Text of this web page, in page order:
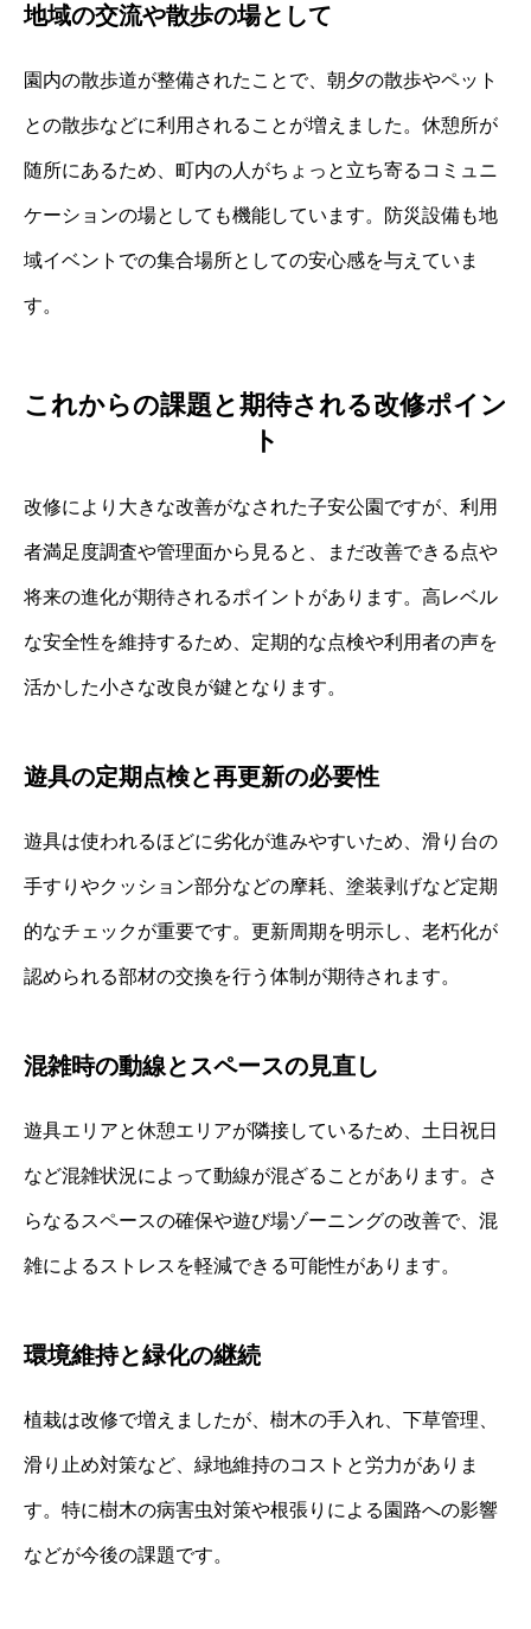
地域の交流や散歩の場として
園内の散歩道が整備されたことで、朝夕の散歩やペット
との散歩などに利用されることが増えました。休憩所が
随所にあるため、町内の人がちょっと立ち寄るコミュニ
ケーションの場としても機能しています。防災設備も地
域イベントでの集合場所としての安心感を与えていま
す。
これからの課題と期待される改修ポイン
ト
改修により大きな改善がなされた子安公園ですが、利用
者満足度調査や管理面から見ると、まだ改善できる点や
将来の進化が期待されるポイントがあります。高レベル
な安全性を維持するため、定期的な点検や利用者の声を
活かした小さな改良が鍵となります。
遊具の定期点検と再更新の必要性
遊具は使われるほどに劣化が進みやすいため、滑り台の
手すりやクッション部分などの摩耗、塗装剥げなど定期
的なチェックが重要です。更新周期を明示し、老朽化が
認められる部材の交換を行う体制が期待されます。
混雑時の動線とスペースの見直し
遊具エリアと休憩エリアが隣接しているため、土日祝日
など混雑状況によって動線が混ざることがあります。さ
らなるスペースの確保や遊び場ゾーニングの改善で、混
雑によるストレスを軽減できる可能性があります。
環境維持と緑化の継続
植栽は改修で増えましたが、樹木の手入れ、下草管理、
滑り止め対策など、緑地維持のコストと労力がありま
す。特に樹木の病害虫対策や根張りによる園路への影響
などが今後の課題です。